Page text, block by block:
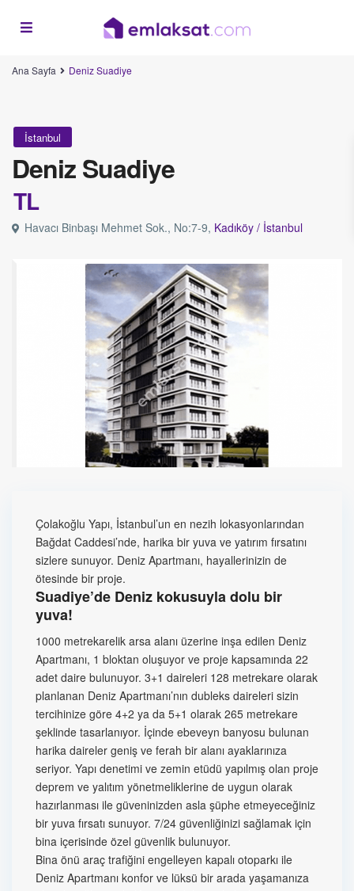
Ana Sayfa Deniz Suadiye
İstanbul
Deniz Suadiye
TL
Havacı Binbaşı Mehmet Sok., No:7-9, Kadıköy / İstanbul
Çolakoğlu Yapı, İstanbul’un en nezih lokasyonlarından
Bağdat Caddesi’nde, harika bir yuva ve yatırım fırsatını
sizlere sunuyor. Deniz Apartmanı, hayallerinizin de
ötesinde bir proje.
Suadiye’de Deniz kokusuyla dolu bir
yuva!
1000 metrekarelik arsa alanı üzerine inşa edilen Deniz
Apartmanı, 1 bloktan oluşuyor ve proje kapsamında 22
adet daire bulunuyor. 3+1 daireleri 128 metrekare olarak
planlanan Deniz Apartmanı’nın dubleks daireleri sizin
tercihinize göre 4+2 ya da 5+1 olarak 265 metrekare
şeklinde tasarlanıyor. İçinde ebeveyn banyosu bulunan
harika daireler geniş ve ferah bir alanı ayaklarınıza
seriyor. Yapı denetimi ve zemin etüdü yapılmış olan proje
deprem ve yalıtım yönetmeliklerine de uygun olarak
hazırlanması ile güveninizden asla şüphe etmeyeceğiniz
bir yuva fırsatı sunuyor. 7/24 güvenliğinizi sağlamak için
bina içerisinde özel güvenlik bulunuyor.
Bina önü araç trafiğini engelleyen kapalı otoparkı ile
Deniz Apartmanı konfor ve lüksü bir arada yaşamanıza